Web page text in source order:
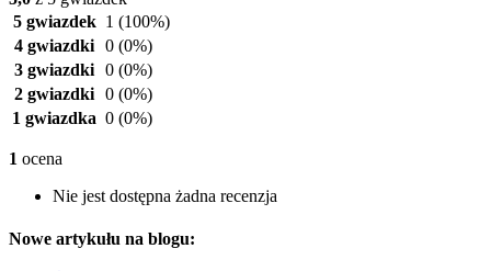
5 gwiazdek 1 (100%)
4 gwiazdki 0 (0%)
3 gwiazdki 0 (0%)
2 gwiazdki 0 (0%)
1 gwiazdka 0 (0%)
1 ocena
Nie jest dostępna żadna recenzja
Nowe artykułu na blogu: